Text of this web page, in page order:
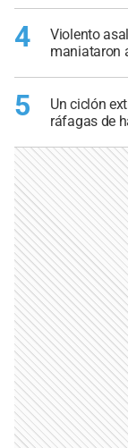
4
Violento
maniataron
5
Un ciclón
ráfagas de